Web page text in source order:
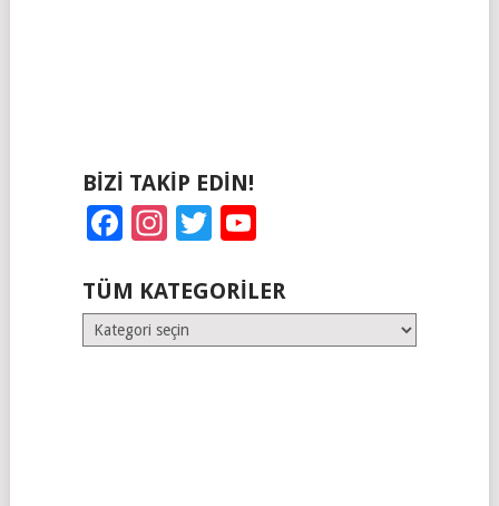
BIZI TAKIP EDIN!
Facebook
Instagram
Twitter
TÜM KATEGORILER
Tüm
Kategoriler